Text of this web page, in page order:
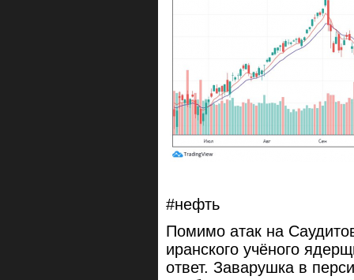
#нефть
Помимо атак на
иранского учёного
ответ. Заварушка в